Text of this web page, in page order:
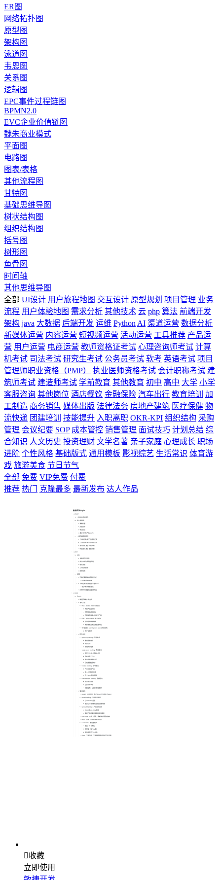
ER图
网络拓扑图
原型图
架构图
泳道图
韦恩图
关系图
逻辑图
EPC事件过程链图
BPMN2.0
EVC企业价值链图
魏朱商业模式
平面图
电路图
图表/表格
其他流程图
甘特图
基础思维导图
树状结构图
组织结构图
括号图
树形图
鱼骨图
时间轴
其他思维导图
全部 UI设计 用户旅程地图 交互设计 原型规划 项目管理 业务
流程 用户体验地图 需求分析 其他技术 云 php 算法 前端开发
架构 java 大数据 后端开发 运维 Python AI 渠道运营 数据分析
新媒体运营 内容运营 短视频运营 活动运营 工具推荐 产品运
营 用户运营 电商运营 教师资格证考试 心理咨询师考试 计算
机考试 司法考试 研究生考试 公务员考试 软考 英语考试 项目
管理师职业资格（PMP）
执业医师资格考试 会计职称考试 建
筑师考试 建造师考试 学前教育 其他教育 初中 高中 大学 小学
客服咨询 其他岗位 酒店餐饮 金融保险 汽车出行 教育培训
加
工制造 商务销售 媒体出版 法律法务 房地产建筑 医疗保健 物
流快递 团建培训 技能提升 入职离职 OKR-KPI 组织结构 采购
管理 会议纪要 SOP 成本管控 销售管理 面试技巧 计划总结 综
合知识 人文历史 投资理财 文学名著 亲子家庭 心理成长 职场
进阶 个性风格 基础版式 通用模板 影视综艺 生活常识 体育游
戏 旅游美食 节日节气
全部 免费 VIP免费 付费
推荐 热门 克隆最多 最新发布 达人作品
收藏
立即使用